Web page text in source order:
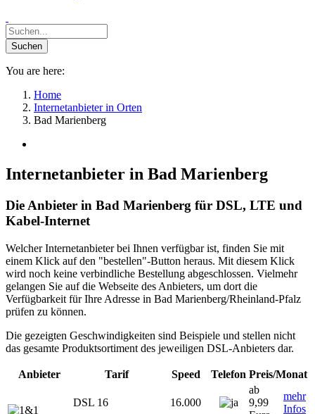
You are here:
Home
Internetanbieter in Orten
Bad Marienberg
Internetanbieter in Bad Marienberg
Die Anbieter in Bad Marienberg für DSL, LTE und
Kabel-Internet
Welcher Internetanbieter bei Ihnen verfügbar ist, finden Sie mit
einem Klick auf den "bestellen"-Button heraus. Mit diesem Klick
wird noch keine verbindliche Bestellung abgeschlossen. Vielmehr
gelangen Sie auf die Webseite des Anbieters, um dort die
Verfügbarkeit für Ihre Adresse in Bad Marienberg/Rheinland-Pfalz
prüfen zu können.
Die gezeigten Geschwindigkeiten sind Beispiele und stellen nicht
das gesamte Produktsortiment des jeweiligen DSL-Anbieters dar.
Anbieter Tarif Speed Telefon Preis/Monat
DSL 16 16.000
ab
9,99
mehr
Infos